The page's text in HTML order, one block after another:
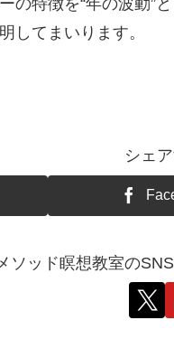
の特徴を“年の波動”と
してまいります。
シェ
ソッド瞑想教室の